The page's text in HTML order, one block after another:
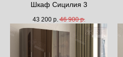
Шкаф Сицилия 3
43 200 р. 46 900 р.